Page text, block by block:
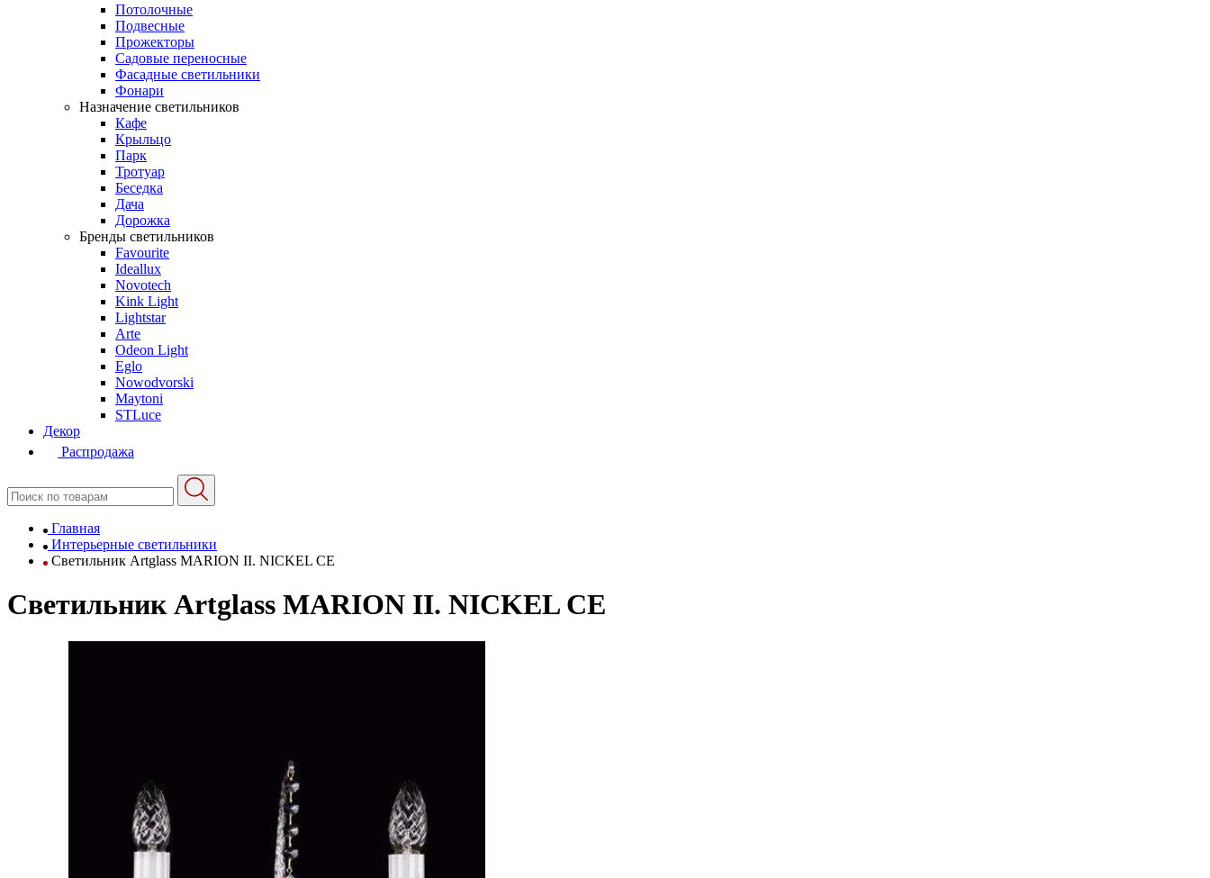
Потолочные
Подвесные
Прожекторы
Садовые переносные
Фасадные светильники
Фонари
Назначение светильников
Кафе
Крыльцо
Парк
Тротуар
Беседка
Дача
Дорожка
Бренды светильников
Favourite
Ideallux
Novotech
Kink Light
Lightstar
Arte
Odeon Light
Eglo
Nowodvorski
Maytoni
STLuce
Декор
Распродажа
Главная
Интерьерные светильники
Светильник Artglass MARION II. NICKEL CE
Светильник Artglass MARION II. NICKEL CE